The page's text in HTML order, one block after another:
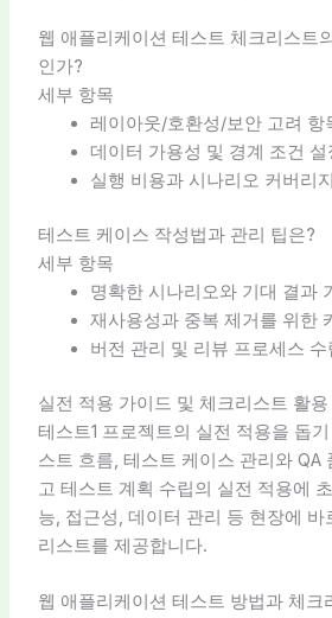
웹 애플리케이션 테스트 체크리스트
인가?
세부 항목
레이아웃/호환성/보안 고려 항
데이터 가용성 및 경계 조건 설
실행 비용과 시나리오 커버리
테스트 케이스 작성법과 관리 팁은?
세부 항목
명확한 시나리오와 기대 결과
재사용성과 중복 제거를 위한
버전 관리 및 리뷰 프로세스 수
실전 적용 가이드 및 체크리스트 활용
테스트1 프로젝트의 실전 적용을 돕
스트 흐름, 테스트 케이스 관리와 QA
고 테스트 계획 수립의 실전 적용에
능, 접근성, 데이터 관리 등 현장에 바
리스트를 제공합니다.
웹 애플리케이션 테스트 방법과 체크